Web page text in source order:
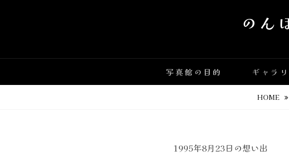
のん
写真館の目的 ギャラ
HOME
1995年8月23日の想い出